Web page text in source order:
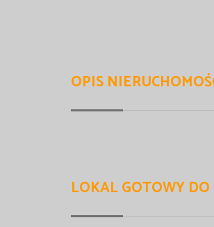
OPIS
LOKAL GOTOWY